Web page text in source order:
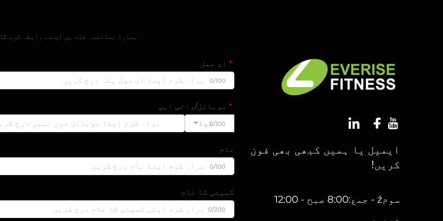
ایمیل یا ہمیں کبھی بھی فون
کریں!
سومź - جمع:8:00 صبح - 12:00
ہمارا نمائندہ جلد ہی آپ سے رابطہ کرے گا۔
ای میل
0/100
موبائل/واٹس ایپ
کوڈ0/100
نام
0/100
کمپنی کا نام
0/200